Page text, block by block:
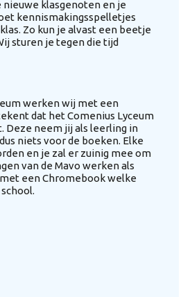
nieuwe klasgenoten en je
kennismakingsspelletjes
Zo kun je alvast een beetje
sturen je tegen die tijd
werken wij met een
dat het Comenius Lyceum
Deze neem jij als leerling in
niets voor de boeken. Elke
en je zal er zuinig mee om
van de Mavo werken als
een Chromebook welke